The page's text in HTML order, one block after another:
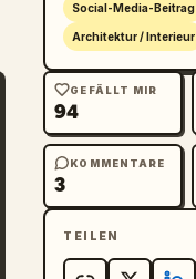
Social-Media-Beitrag
Architektur / Interieur
GEFÄLLT MIR
94
KOMMENTARE
3
TEILEN